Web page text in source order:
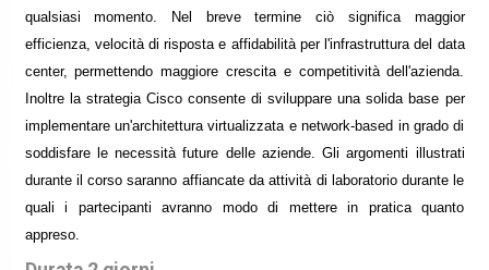
qualsiasi momento. Nel breve termine ciò significa maggior
efficienza, velocità di risposta e affidabilità per l'infrastruttura del data
center, permettendo maggiore crescita e competitività dell'azienda.
Inoltre la strategia Cisco consente di sviluppare una solida base per
implementare un'architettura virtualizzata e network-based in grado di
soddisfare le necessità future delle aziende. Gli argomenti illustrati
durante il corso saranno affiancate da attività di laboratorio durante le
quali i partecipanti avranno modo di mettere in pratica quanto
appreso.